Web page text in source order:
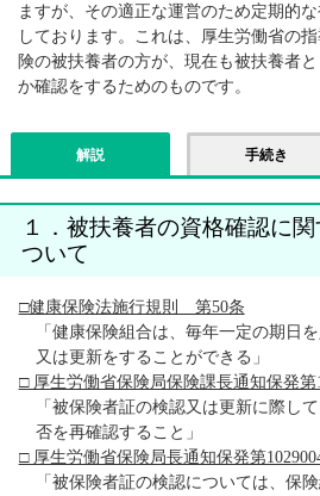
ますが、その適正な運営のため定期的
しております。これは、厚生労働省の
険の被扶養者の方が、現在も被扶養者
か確認をするためのものです。
解説 手続き
１．被扶養者の資格確認に
ついて
□健康保険法施行規則 第50条
「健康保険組合は、毎年一定の期日
又は更新をすることができる」
□ 厚生労働省保険局保険課長通知保発第
「被保険者証の検認又は更新に際し
否を再確認すること」
□ 厚生労働省保険局長通知保発第
「被保険者証の検認については、保